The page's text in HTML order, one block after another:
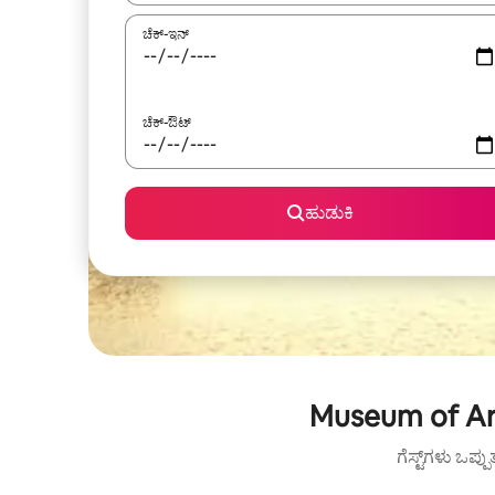
ಚೆಕ್-ಇನ್
ಚೆಕ್-ಔಟ್
ಹುಡುಕಿ
Museum of
ಗೆಸ್ಟ್‌ಗಳು